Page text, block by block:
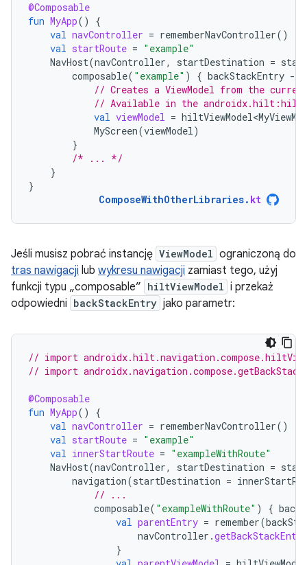
@Composable
fun MyApp()
{
val navController = rememberNavController()
val startRoute = "example"
NavHost(navController, startDestination =
composable( "example" ) { backStackEntry -
// Creates a ViewModel from the
// Available in the androidx.hilt:hilt-
val viewModel =
MyScreen(viewModel)
}
/* ... */
}
}
ComposeWithOtherLibraries. kt
Jeśli musisz pobrać instancję ViewModel ograniczoną do
tras nawigacji lub wykresu nawigacji zamiast tego, użyj
funkcji typu „composable” hiltViewModel i przekaż
odpowiedni backStackEntry jako parametr:
// import
// import
@Composable
fun MyApp()
{
val navController = rememberNavController()
val startRoute = "example"
val innerStartRoute = "exampleWithRoute"
NavHost(navController, startDestination =
navigation(startDestination =
// ...
composable( "exampleWithRoute" ) {
val parentEntry = remember(
navController .getBackStackEntry
}